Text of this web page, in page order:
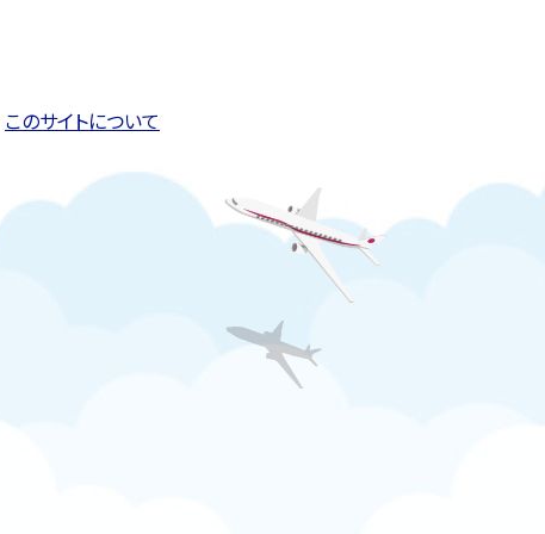
このサイトについて